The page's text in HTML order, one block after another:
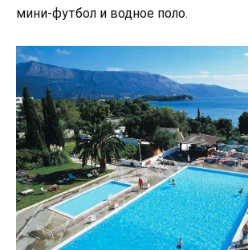
мини-футбол и водное поло.